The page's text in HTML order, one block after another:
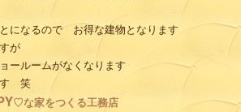
になるので お得な建物となります
が
ルームがなくなります
す 笑
♡な家をつくる工務店